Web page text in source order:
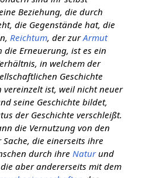
Beziehung, die durch
die Gegenstände hat, die
Reichtum, der zurArmut
die Erneuerung, ist es ein
in welchem der
Geschichte
ist, weil nicht neuer
seine Geschichte bildet,
der Geschichte verschleißt.
die Vernutzung von den
Sache, die einerseits ihre
durch ihre Naturund
aber andererseits mit dem